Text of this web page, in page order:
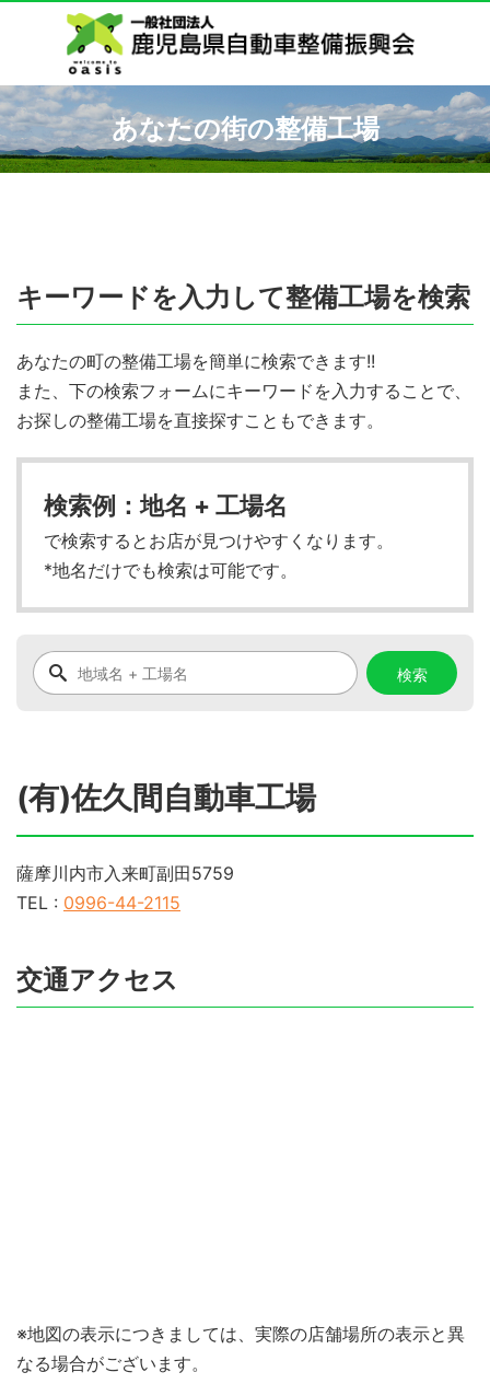
あなたの街の整備工場
キーワードを入力して整備工場を検索
あなたの町の整備工場を簡単に検索できます!!
また、下の検索フォームにキーワードを入力することで、
お探しの整備工場を直接探すこともできます。
検索例：地名 + 工場名
で検索するとお店が見つけやすくなります。
*地名だけでも検索は可能です。
(有)佐久間自動車工場
薩摩川内市入来町副田5759
TEL : 0996-44-2115
交通アクセス
※地図の表示につきましては、実際の店舗場所の表示と異
なる場合がございます。